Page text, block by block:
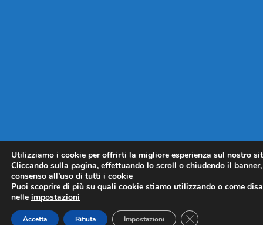
Utilizziamo i cookie per offrirti la migliore esperienza sul nostro
Cliccando sulla pagina, effettuando lo scroll o chiudendo il
consenso all’uso di tutti i cookie
Puoi scoprire di più su quali cookie stiamo utilizzando o come
nelle impostazioni
Accetta Rifiuta Impostazioni CLOSE GDPR